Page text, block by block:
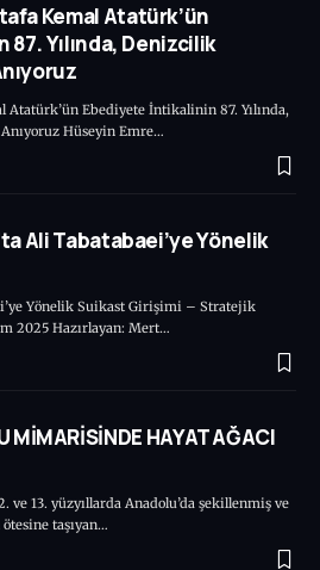
Kemal Atatürk’ün
Yılında, Denizcilik
Atatürk’ün Ebediyete İntikalinin 87. Yılında,
Hüseyin Emre…
Ali Tabatabaei’ye Yönelik
Yönelik Suikast Girişimi – Stratejik
2025 Hazırlayan: Mert…
MİMARİSİNDE HAYAT AĞACI
ve 13. yüzyıllarda Anadolu’da şekillenmiş ve
taşıyan…